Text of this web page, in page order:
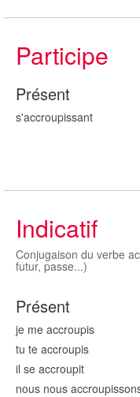
Participe
Présent
s'accroupissant
Indicatif
Conjugaison du verbe
futur, passe...)
Présent
je me accroupis
tu te accroupis
il se accroupit
nous nous accroup